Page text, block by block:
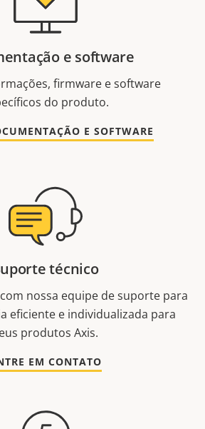
e software
firmware e software
do produto.
E SOFTWARE
técnico
nossa equipe de suporte para
eficiente e individualizada para
produtos Axis.
EM CONTATO